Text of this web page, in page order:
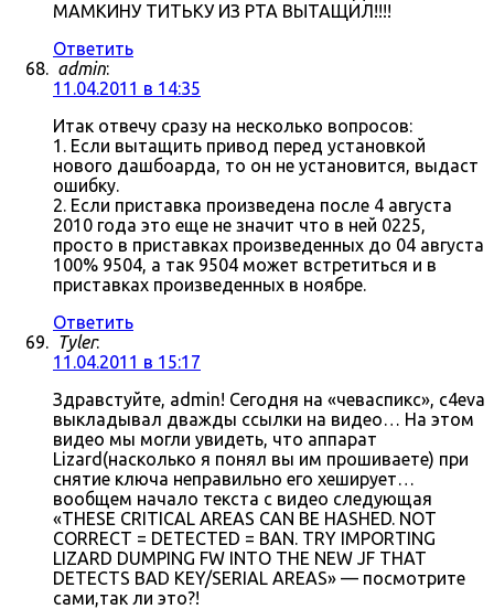
МАМКИНУ ТИТЬКУ ИЗ РТА ВЫТАЩИЛ!!!!
Ответить
admin:
11.04.2011 в 14:35
Итак отвечу сразу на несколько вопросов:
1. Если вытащить привод перед установкой
нового дашбоарда, то он не установится, выдаст
ошибку.
2. Если приставка произведена после 4 августа
2010 года это еще не значит что в ней 0225,
просто в приставках произведенных до 04 августа
100% 9504, а так 9504 может встретиться и в
приставках произведенных в ноябре.
Ответить
Tyler:
11.04.2011 в 15:17
Здравстуйте, admin! Сегодня на «чеваспикс», c4eva
выкладывал дважды ссылки на видео… На этом
видео мы могли увидеть, что аппарат
Lizard(насколько я понял вы им прошиваете) при
снятие ключа неправильно его хеширует…
вообщем начало текста с видео следующая
«THESE CRITICAL AREAS CAN BE HASHED. NOT
CORRECT = DETECTED = BAN. TRY IMPORTING
LIZARD DUMPING FW INTO THE NEW JF THAT
DETECTS BAD KEY/SERIAL AREAS» — посмотрите
сами,так ли это?!